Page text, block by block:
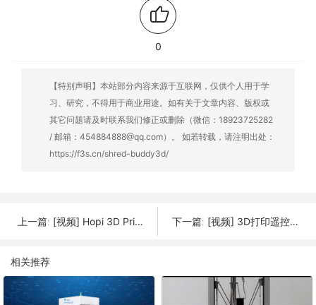
0
【特别声明】本站部分内容来源于互联网，仅供个人用于学
习、研究，不得用于商业用途。如有关于文章内容、版权或
其它问题请及时联系我们修正或删除（微信：18923725282
/ 邮箱：454884888@qq.com）。 如若转载，请注明出处：
https://f3s.cn/shred-buddy3d/
上一篇: [视频] Hopi 3D Print: 面向普通人的简易设计 下一篇: [视频] 3D打印遥控吹雪机
相关推荐